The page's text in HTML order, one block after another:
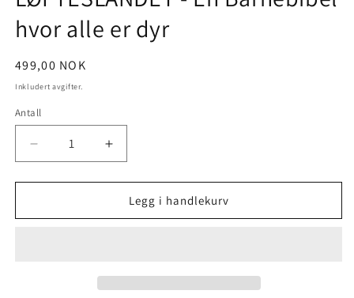
modal
hvor alle er dyr
Vanlig
pris
499,00 NOK
Inkludert avgifter.
Antall
Antall
antallet
for
LØFTESLANDET
-
Øk
antallet
for
LØFTESLANDET
-
Legg i handlekurv